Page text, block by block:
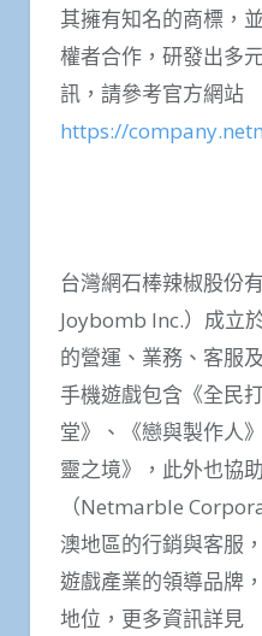
其擁有知名的商標，
權者合作，研發出多
訊，請參考官方網站
https://
台灣網石棒辣椒股份
Joybomb Inc.）成立
的營運、業務、客服
手機遊戲包含《全民
堂》、《戀與製作人
靈之境》，此外也協
（Netmarble
澳地區的行銷與客服
遊戲產業的領導品牌
地位，更多資訊詳見